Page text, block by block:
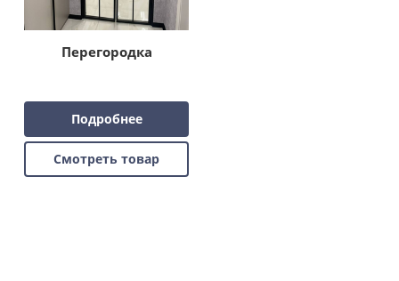
Перегородка
Подробнее
Смотреть товар